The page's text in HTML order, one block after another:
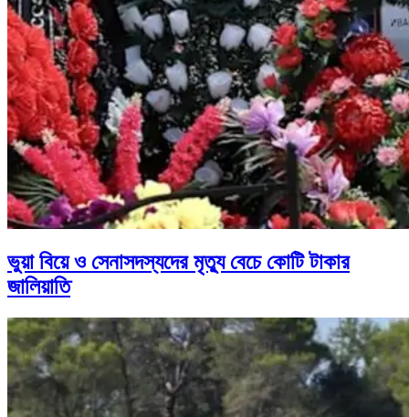
ভুয়া বিয়ে ও সেনাসদস্যদের মৃত্যু বেচে কোটি টাকার
জালিয়াতি